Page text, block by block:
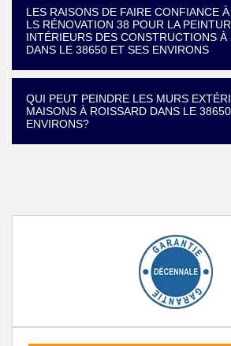
LES RAISONS DE FAIRE CONFIANCE
LS RÉNOVATION 38 POUR LA
INTÉRIEURS DES CONSTRUCTIONS À
DANS LE 38650 ET SES ENVIRONS
QUI PEUT PEINDRE LES MURS
MAISONS À ROISSARD DANS LE
ENVIRONS?